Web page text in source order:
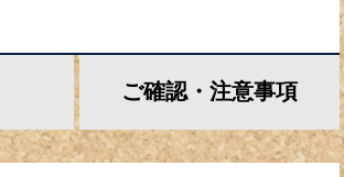
ご確認・ 注意事項